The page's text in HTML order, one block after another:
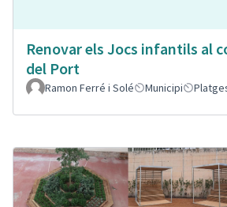
Renovar els Jocs infantils al
del Port
Ramon Ferré i Solé Municipi